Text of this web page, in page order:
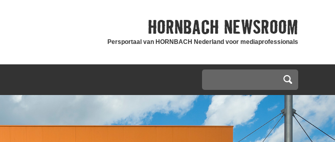
HORNBACH NEWSROOM
Persportaal van HORNBACH Nederland voor mediaprofessionals